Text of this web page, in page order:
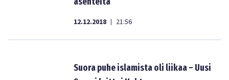
12.12.2018 | 21:56
Suora puhe islamista oli liikaa – Uusi